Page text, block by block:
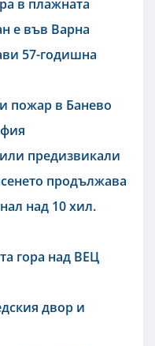
в плажната
е във Варна
57-годишна
пожар в Банево
предизвикали
продължава
над 10 хил.
гора над ВЕЦ
двор и